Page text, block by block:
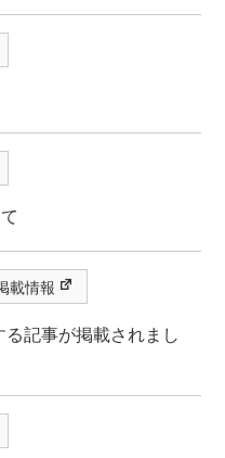
載情報
記事が掲載されまし